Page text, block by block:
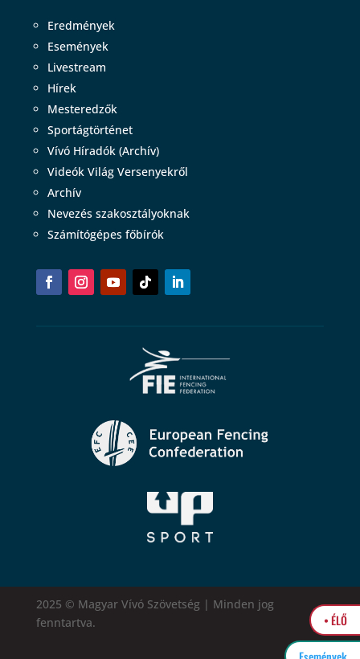
Eredmények
Események
Livestream
Hírek
Mesteredzők
Sportágtörténet
Vívó Híradók (Archív)
Videók Világ Versenyekről
Archív
Nevezés szakosztályoknak
Számítógépes főbírók
2025 © Magyar Vívó Szövetség | Minden jog
fenntartva.
• ÉLŐ